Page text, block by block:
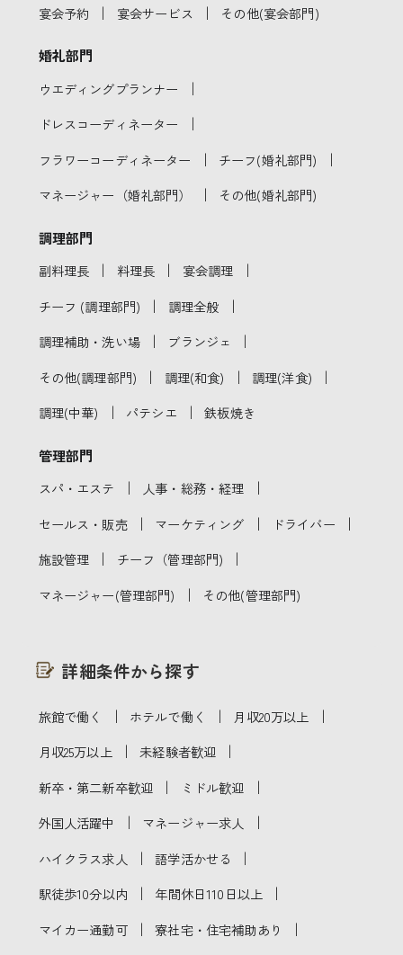
宴会予約 ｜ 宴会サービス ｜ その他(宴会部門)
婚礼部門
ウエディングプランナー ｜
ドレスコーディネーター ｜
フラワーコーディネーター ｜ チーフ(婚礼部門) ｜
マネージャー（婚礼部門） ｜ その他(婚礼部門)
調理部門
副料理長 ｜ 料理長 ｜ 宴会調理 ｜
チーフ (調理部門) ｜ 調理全般 ｜
調理補助・洗い場 ｜ ブランジェ ｜
その他(調理部門) ｜ 調理(和食) ｜ 調理(洋食) ｜
調理(中華) ｜ パテシエ ｜ 鉄板焼き
管理部門
スパ・エステ ｜ 人事・総務・経理 ｜
セールス・販売 ｜ マーケティング ｜ ドライバー ｜
施設管理 ｜ チーフ（管理部門) ｜
マネージャー(管理部門) ｜ その他(管理部門)
詳細条件から探す
旅館で働く ｜ ホテルで働く ｜ 月収20万以上 ｜
月収25万以上 ｜ 未経験者歓迎 ｜
新卒・第二新卒歓迎 ｜ ミドル歓迎 ｜
外国人活躍中 ｜ マネージャー求人 ｜
ハイクラス求人 ｜ 語学活かせる ｜
駅徒歩10分以内 ｜ 年間休日110日以上 ｜
マイカー通勤可 ｜ 寮社宅・住宅補助あり
｜